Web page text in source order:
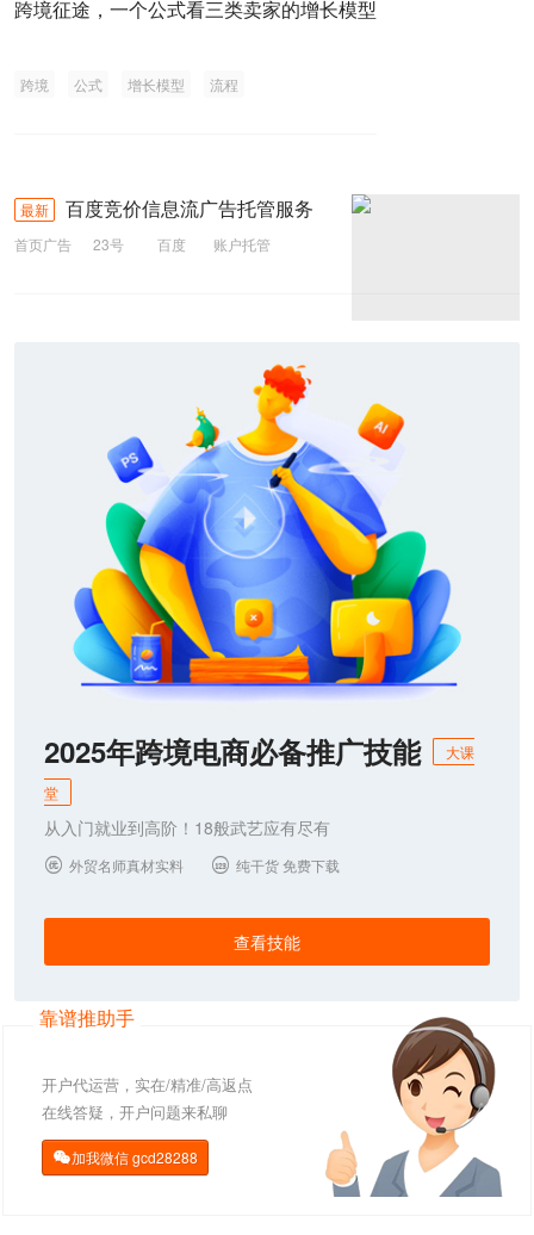
跨境征途，一个公式看三类卖家的增长模型
跨境 公式 增长模型 流程
最新 百度竞价信息流广告托管服务
首页广告 23号 百度
账户托管
2025年跨境电商必备推广技能
大课
堂
从入门就业到高阶！18般武艺应有尽有
 外贸名师真材实料  纯干货 免费下载
查看技能
靠谱推助手
开户代运营，实在/精准/高返点
在线答疑，开户问题来私聊
加我微信gcd28288